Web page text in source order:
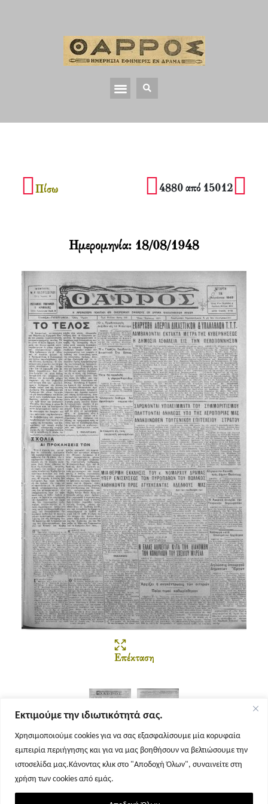
Εκτιμούμε την ιδιωτικότητά σας.
Χρησιμοποιούμε cookies για να σας εξασφαλίσουμε μία κορυφαία
εμπειρία περιήγησης και για να μας βοηθήσουν να βελτιώσουμε την
ιστοσελίδα μας.Κάνοντας κλικ στο "Αποδοχή Όλων", συναινείτε στη
χρήση των cookies από εμάς.
Πίσω 4880 από 15012
Επέκταση
Σελίδα 1 Σελίδα 2
Ημερομηνία: 18/08/1948